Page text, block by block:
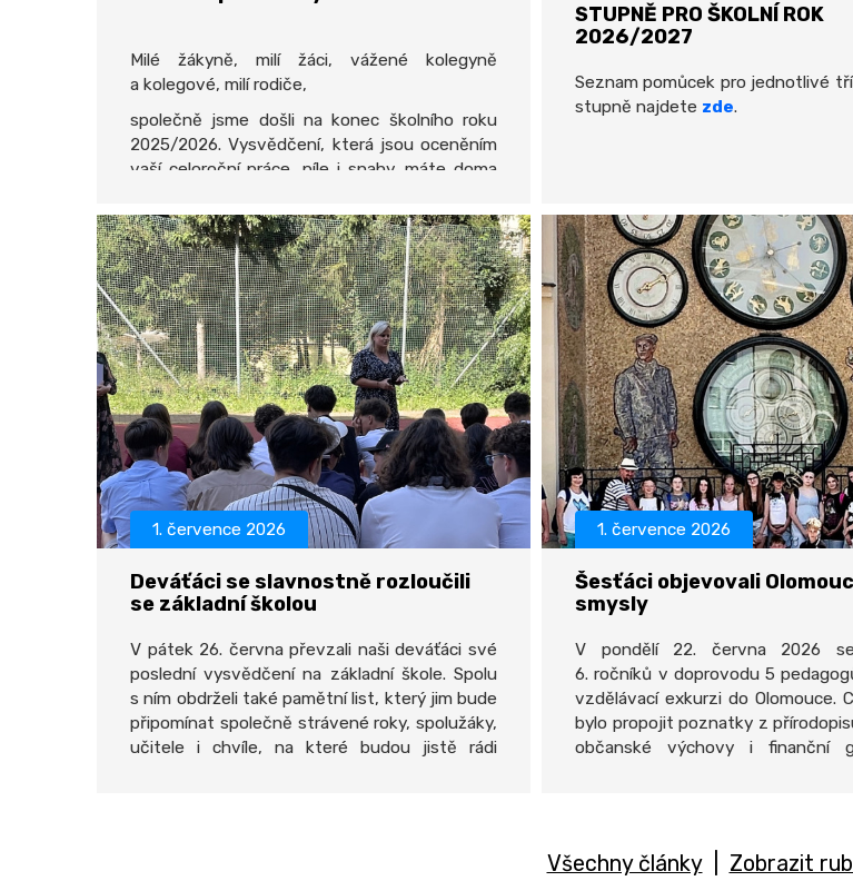
Milé žákyně, milí žáci, vážené kolegyně
a kolegové, milí rodiče,
společně jsme došli na konec školního roku
2025/2026. Vysvědčení, která jsou oceněním
vaší celoroční práce, píle i snahy, máte doma
STUPNĚ PRO ŠKOLNÍ ROK
2026/2027
Seznam pomůcek pro jednotlivé
stupně najdete zde.
1. července 2026
Deváťáci se slavnostně rozloučili
se základní školou
V pátek 26. června převzali naši deváťáci své
poslední vysvědčení na základní škole. Spolu
s ním obdrželi také pamětní list, který jim bude
připomínat společně strávené roky, spolužáky,
učitele i chvíle, na které budou jistě rádi
1. července 2026
Šesťáci objevovali
smysly
V pondělí 22. června 2026
6. ročníků v doprovodu 5
vzdělávací exkurzi do Olomouce.
bylo propojit poznatky z
občanské výchovy i finanční
Všechny články Zobrazit